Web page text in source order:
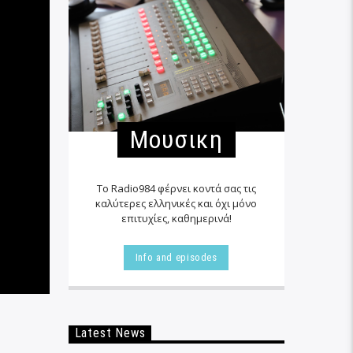
Μουσικη
Το Radio984 φέρνει κοντά σας τις
καλύτερες ελληνικές και όχι μόνο
επιτυχίες, καθημερινά!
Info and episodes
Latest News